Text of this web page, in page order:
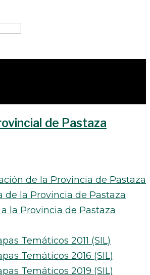
de la Provincia de Pastaza
de la Provincia de Pastaza
la Provincia de Pastaza
Temáticos 2011 (SIL)
Temáticos 2016 (SIL)
Temáticos 2019 (SIL)